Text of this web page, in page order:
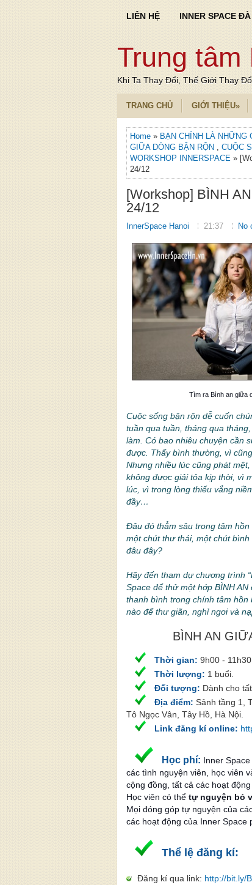
LIÊN HỆ INNER SPACE
Trung tâm
Khi Ta Thay Đổi, Thế Giới Thay
TRANG CHỦ GIỚI THIỆU»
Home » BẠN CHÍNH LÀ NHỮNG
GIỮA DÒNG BẬN RỘN , CUỘC
WORKSHOP INNERSPACE »
24/12
[Workshop] BÌNH
24/12
InnerSpace Hanoi 21:37 No
Tìm ra Bình an giữa
Cuộc sống bận rộn dễ cuốn
tuần qua tuần, tháng qua
làm. Có bao nhiêu chuyện cần
được. Thấy bình thường, vì
Nhưng nhiều lúc cũng phát
không được giải tỏa kịp thời, vì
lúc, vì trong lòng thiếu vắng
đầy…
Đâu đó thẳm sâu trong tâm
một chút thư thái, một chút
đâu đây?
Hãy đến tham dự chương trình
Space để thử một hớp BÌNH
thanh bình trong chính tâm
nào để thư giãn, nghỉ ngơi và
BÌNH AN
Thời gian: 9h00 -
Thời lượng: 1 buổi.
Đối tượng: Dành cho
Địa điểm: Sảnh tầng 1,
Tô Ngọc Vân, Tây Hồ, Hà Nội.
Link đăng kí online:
Học phí: Inner
các tình nguyện viên, học viên
cộng đồng, tất cả các hoạt
Học viên có thể tự nguyện bỏ
Mọi đóng góp tự nguyện của
các hoạt động của Inner Space
Thể lệ đăng kí:
Đăng kí qua link: http://bit.ly/